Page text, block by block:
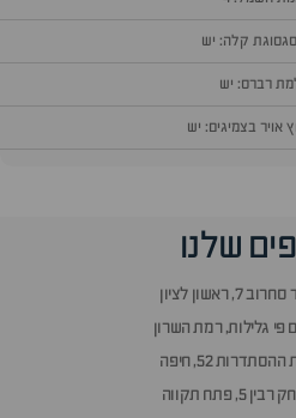
קלה: יש
רברס: יש
אויר בצמיגים: יש
שלנו
ראשון לציון
גלילות, רמת השרון
52, חיפה
פתח תקווה